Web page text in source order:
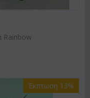
Rainbow
Έκπτωση 13%